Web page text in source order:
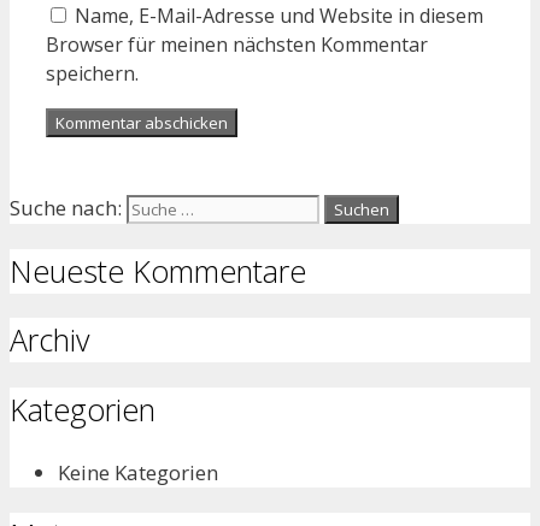
Name, E-Mail-Adresse und Website in diesem
Browser für meinen nächsten Kommentar
speichern.
Suche nach:
Neueste Kommentare
Archiv
Kategorien
Keine Kategorien